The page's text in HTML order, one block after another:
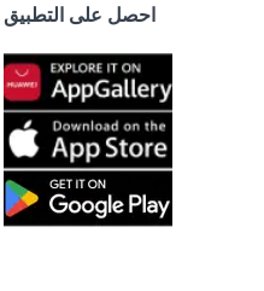
احصل على التطبيق